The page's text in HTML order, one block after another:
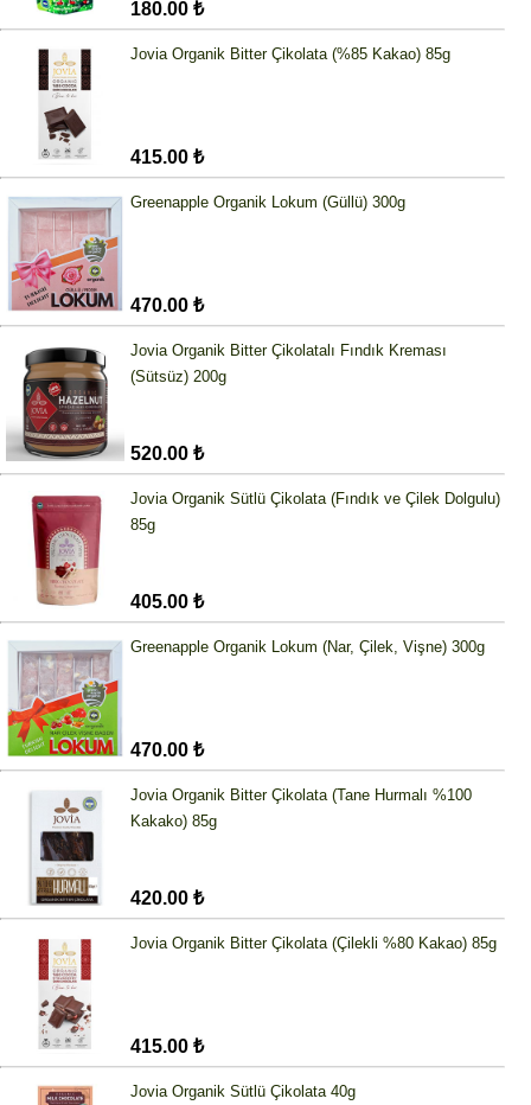
180.00 ₺
Jovia Organik Bitter Çikolata (%85 Kakao) 85g
415.00 ₺
Greenapple Organik Lokum (Güllü) 300g
470.00 ₺
Jovia Organik Bitter Çikolatalı Fındık Kreması
(Sütsüz) 200g
520.00 ₺
Jovia Organik Sütlü Çikolata (Fındık ve Çilek Dolgulu)
85g
405.00 ₺
Greenapple Organik Lokum (Nar, Çilek, Vişne) 300g
470.00 ₺
Jovia Organik Bitter Çikolata (Tane Hurmalı %100
Kakako) 85g
420.00 ₺
Jovia Organik Bitter Çikolata (Çilekli %80 Kakao) 85g
415.00 ₺
Jovia Organik Sütlü Çikolata 40g